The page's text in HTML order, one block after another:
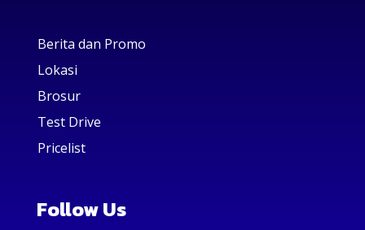
Berita dan Promo
Lokasi
Brosur
Test Drive
Pricelist
Follow Us